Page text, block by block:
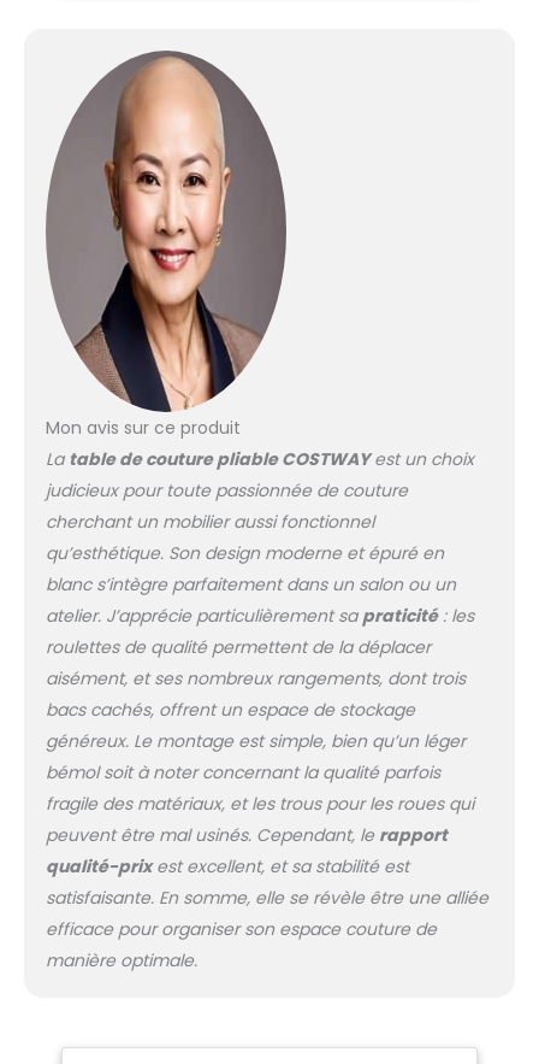
de patins anti-collision,
elle assure une
transition fluide et sans
effort entre ses
différentes
configurations
【Station de charge
pratique】La table de
couture est équipée
d'une station de
charge latérale
équipée de plusieurs
ports, dont deux prises,
un port USB et un port
Type-C, pour recharger
facilement vos outils
de couture et autres
appareils
【Nombreuses
solutions de
rangement】Avec une
étagère ouverte
spacieuse et trois
plateaux de
rangement, cette table
de couture vous
permet de ranger vos
outils de couture,
accessoires et autres
petits objets de
en maintenant un
Mon avis sur ce produit
La table de couture pliable COSTWAYest un choix
judicieux pour toute passionnée de couture
cherchant un mobilier aussi fonctionnel
qu’esthétique. Son design moderne et épuré en
blanc s’intègre parfaitement dans un salon ou un
atelier. J’apprécie particulièrement sapraticité: les
roulettes de qualité permettent de la déplacer
aisément, et ses nombreux rangements, dont trois
bacs cachés, offrent un espace de stockage
généreux. Le montage est simple, bien qu’un léger
bémol soit à noter concernant la qualité parfois
fragile des matériaux, et les trous pour les roues qui
peuvent être mal usinés. Cependant, le rapport
qualité-prixest excellent, et sa stabilité est
satisfaisante. En somme, elle se révèle être une alliée
efficace pour organiser son espace couture de
manière optimale.